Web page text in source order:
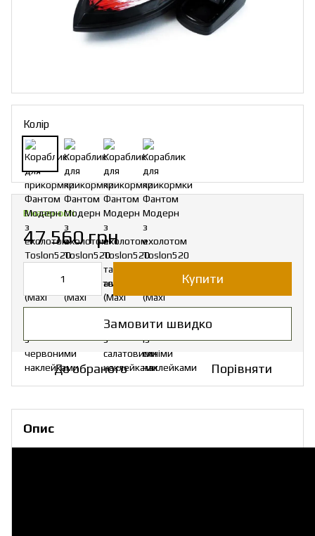
Колір
В наявності
47 560 грн
Купити
Замовити швидко
До обраного Порівняти
Опис